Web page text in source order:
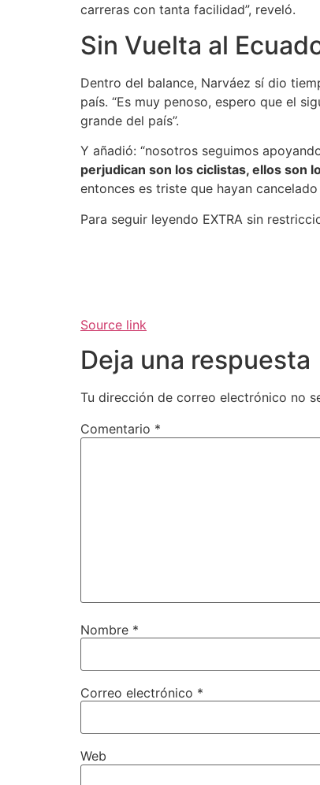
carreras con tanta facilidad”, reveló.
Sin Vuelta al
Dentro del balance, Narváez sí dio
país. “Es muy penoso, espero que el
grande del país”.
Y añadió: “nosotros seguimos
perjudican son los ciclistas, ellos son
entonces es triste que hayan cancelado
Para seguir leyendo EXTRA sin
Source link
Deja una respuesta
Tu dirección de correo electrónico no
Comentario *
Nombre *
Correo electrónico *
Web